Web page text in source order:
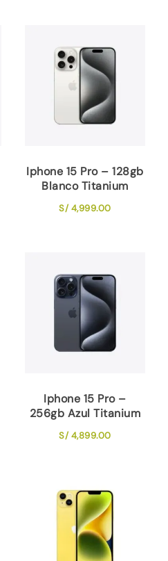
Iphone 15 Pro – 128gb
Blanco Titanium
S/4,999.00
Iphone 15 Pro –
256gb Azul Titanium
S/4,899.00